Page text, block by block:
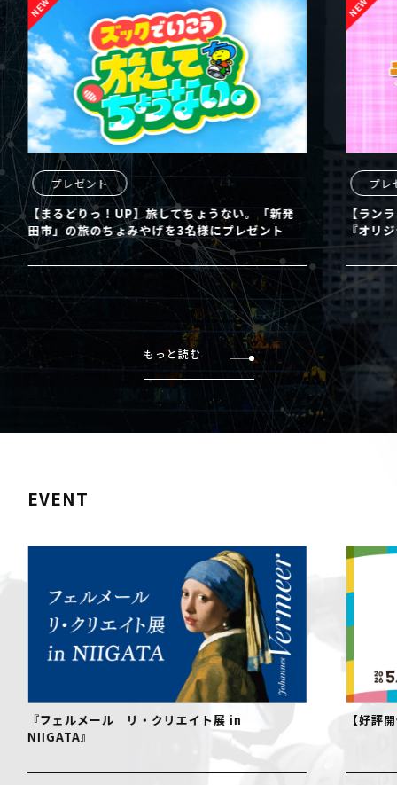
プレゼント
【まるどりっ！UP】旅してちょうない。「新発
田市」の旅のちょみやげを3名様にプレゼント
プレ
【ラン
『オリ
もっと読む
EVENT
『フェルメール リ・クリエイト展 in
NIIGATA』
【好評